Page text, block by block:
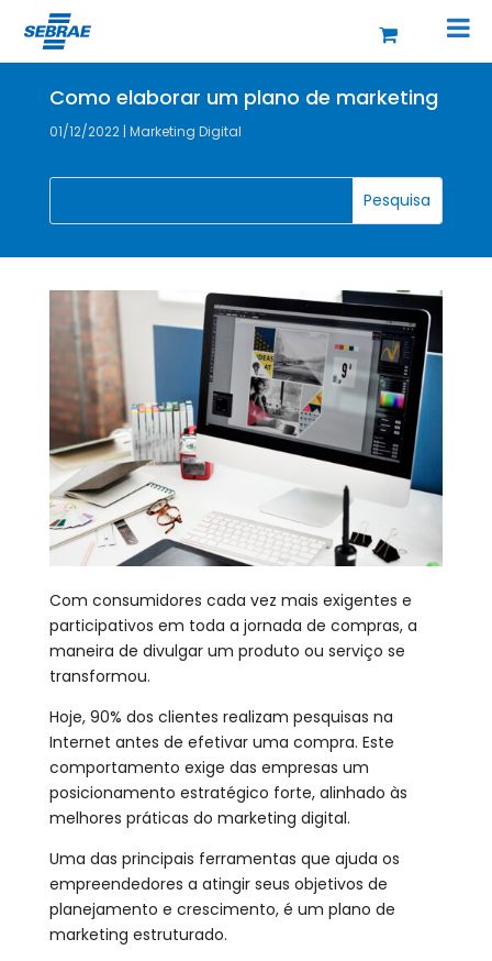
Como elaborar um plano de marketing
01/12/2022| Marketing Digital
Com consumidores cada vez mais exigentes e
participativos em toda a jornada de compras, a
maneira de divulgar um produto ou serviço se
transformou.
Hoje, 90% dos clientes realizam pesquisas na
Internet antes de efetivar uma compra. Este
comportamento exige das empresas um
posicionamento estratégico forte, alinhado às
melhores práticas do marketing digital.
Uma das principais ferramentas que ajuda os
empreendedores a atingir seus objetivos de
planejamento e crescimento, é um plano de
marketing estruturado.